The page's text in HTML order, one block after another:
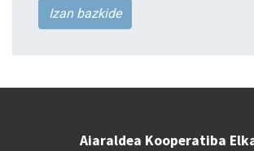
Izan bazkide
Aiaraldea Kooperatiba